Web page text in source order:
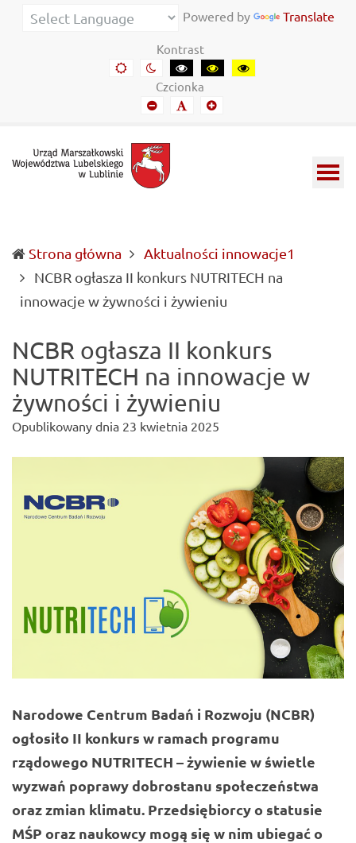
Urząd
Informacje
Lubelszczyźnie
Powered by Translate
Kontrast
Domyślny
kontrast
Kontrast
nocny
Kontrast
czarny-
biały
Kontrast
czarny-
Kontrast
żółto-
Czcionka
Mniejszy
font
Domyślny
font
Mniejszy
Strona główna
Aktualności innowacje1
NCBR ogłasza II konkurs NUTRITECH na
innowacje w żywności i żywieniu
NCBR ogłasza II konkurs
NUTRITECH na innowacje w
żywności i żywieniu
Opublikowany dnia 23 kwietnia 2025
Narodowe Centrum Badań i Rozwoju (NCBR)
ogłosiło II konkurs w ramach programu
rządowego NUTRITECH – żywienie w świetle
wyzwań poprawy dobrostanu społeczeństwa
oraz zmian klimatu. Przedsiębiorcy o statusie
MŚP oraz naukowcy mogą się w nim ubiegać o